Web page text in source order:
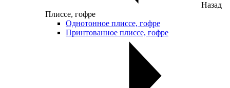
Назад
Плиссе, гофре
Однотонное плиссе, гофре
Принтованное плиссе, гофре